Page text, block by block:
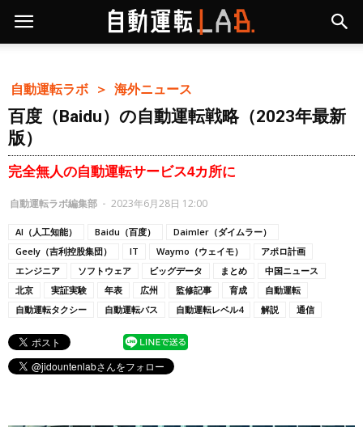
自動運転ラボ ＞ 海外ニュース
百度（Baidu）の自動運転戦略（2023年最新
版）
完全無人の自動運転サービス4カ所に
自動運転ラボ編集部 - 2023年6月28日 12:00
AI（人工知能） Baidu（百度）
Daimler（ダイムラー）
Geely（吉利控股集団）
IT Waymo（ウェイモ）
アポロ計画
エンジニア
ソフトウェア ビッグデータ まとめ
中国ニュース
北京
実証実験 年表 広州 監修記事 育成
自動運転
自動運転タクシー
自動運転バス 自動運転レベル4 解説 通信